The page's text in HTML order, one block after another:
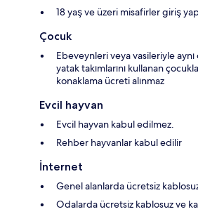
18 yaş ve üzeri misafirler giriş
Çocuk
Ebeveynleri veya vasileriyle
yatak takımlarını kullanan
konaklama ücreti alınmaz
Evcil hayvan
Evcil hayvan kabul edilmez.
Rehber hayvanlar kabul edilir
İnternet
Genel alanlarda ücretsiz
Odalarda ücretsiz kablosuz ve